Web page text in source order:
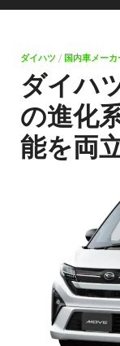
ダイハツ / 国内車メーカ
ダイハ
の進化
能を両